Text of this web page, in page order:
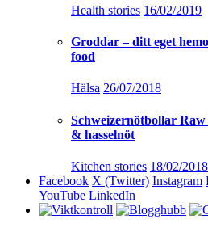
Health stories 16/02/2019
Groddar – ditt eget
food
Hälsa 26/07/2018
Schweizernötbollar
& hasselnöt
Kitchen stories 18/02/2018
Facebook X (Twitter) Instagram
YouTube LinkedIn